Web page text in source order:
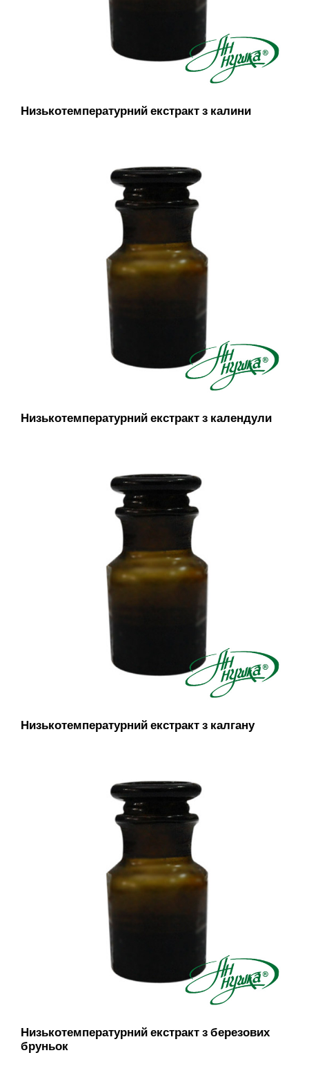
Низькотемпературний екстракт з калини
Низькотемпературний екстракт з календули
Низькотемпературний екстракт з калгану
Низькотемпературний екстракт з березових
бруньок